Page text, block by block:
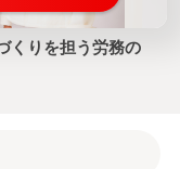
くりを担う労務の